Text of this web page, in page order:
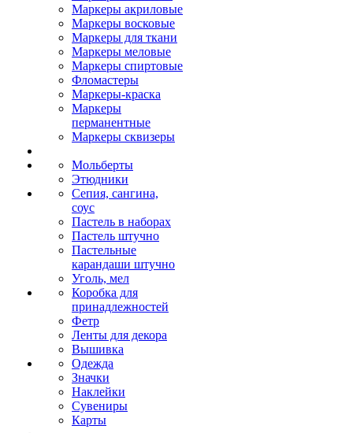
Маркеры акриловые
Маркеры восковые
Маркеры для ткани
Маркеры меловые
Маркеры спиртовые
Фломастеры
Маркеры-краска
Маркеры
перманентные
Маркеры сквизеры
Мольберты
Этюдники
Сепия, сангина,
соус
Пастель в наборах
Пастель штучно
Пастельные
карандаши штучно
Уголь, мел
Коробка для
принадлежностей
Фетр
Ленты для декора
Вышивка
Одежда
Значки
Наклейки
Сувениры
Карты